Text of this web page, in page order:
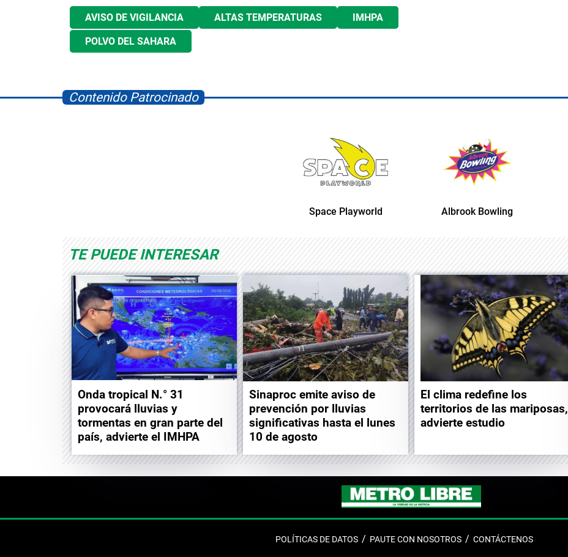
AVISO DE VIGILANCIA ALTAS TEMPERATURAS IMHPA
POLVO DEL SAHARA
Contenido Patrocinado
Space Playworld Albrook Bowling
TE PUEDE INTERESAR
Onda tropical N.° 31
provocará lluvias y
tormentas en gran parte del
país, advierte el IMHPA
Sinaproc emite aviso de
prevención por lluvias
significativas hasta el lunes
10 de agosto
El clima redefine los
territorios de las mariposas,
advierte estudio
POLÍTICAS DE DATOS PAUTE CON NOSOTROS CONTÁCTENOS